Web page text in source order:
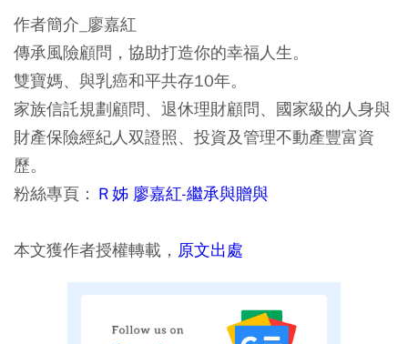
作者簡介_廖嘉紅
傳承風險顧問，協助打造你的幸福人生。
雙寶媽、與乳癌和平共存10年。
家族信託規劃顧問、退休理財顧問、國家級的人身與
財產保險經紀人双證照、投資及管理不動產豐富資
歷。
粉絲專頁： Ｒ姊 廖嘉紅-繼承與贈與
本文獲作者授權轉載， 原文出處